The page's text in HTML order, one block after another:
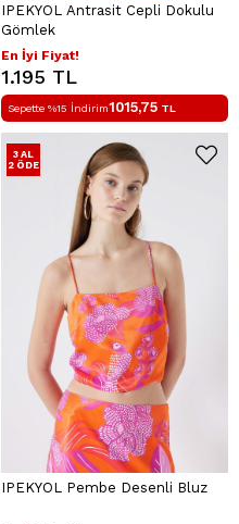
IPEKYOL Antrasit Cepli Dokulu
Gömlek
En İyi Fiyat!
1.195 TL
Sepette %15 İndirim1015,75 TL
3 AL
2 ÖDE
IPEKYOL Pembe Desenli Bluz